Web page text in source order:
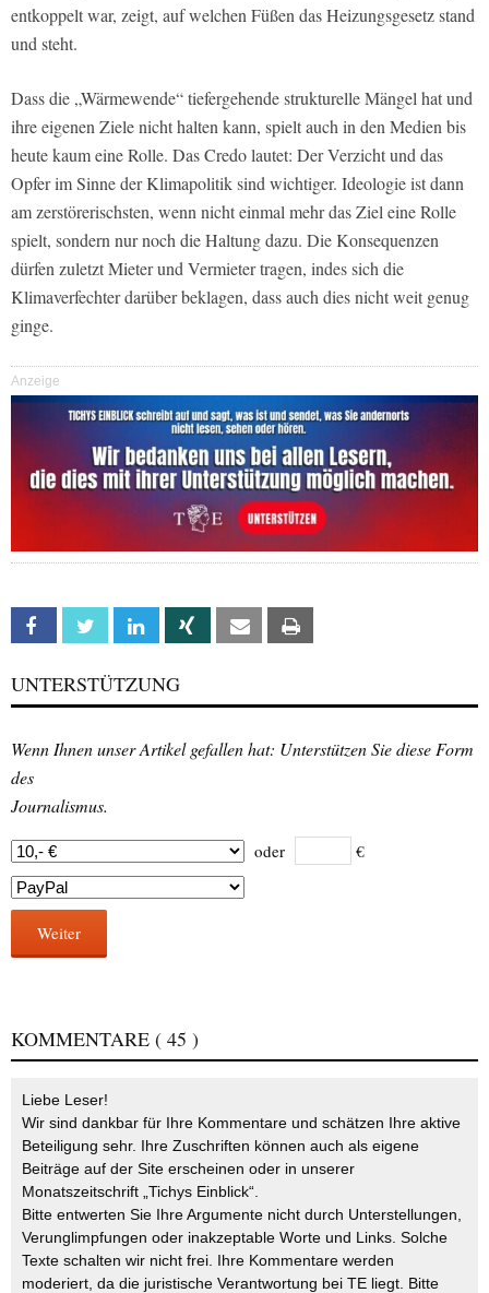
entkoppelt war, zeigt, auf welchen Füßen das Heizungsgesetz stand
und steht.
Dass die „Wärmewende“ tiefergehende strukturelle Mängel hat und
ihre eigenen Ziele nicht halten kann, spielt auch in den Medien bis
heute kaum eine Rolle. Das Credo lautet: Der Verzicht und das
Opfer im Sinne der Klimapolitik sind wichtiger. Ideologie ist dann
am zerstörerischsten, wenn nicht einmal mehr das Ziel eine Rolle
spielt, sondern nur noch die Haltung dazu. Die Konsequenzen
dürfen zuletzt Mieter und Vermieter tragen, indes sich die
Klimaverfechter darüber beklagen, dass auch dies nicht weit genug
ginge.
Anzeige
Facebook Twitter Linkedin Xing Email
UNTERSTÜTZUNG
Wenn Ihnen unser Artikel gefallen hat: Unterstützen Sie diese Form
des
Journalismus.
oder €
Weiter
KOMMENTARE ( 45 )
Liebe Leser!
Wir sind dankbar für Ihre Kommentare und schätzen Ihre aktive
Beteiligung sehr. Ihre Zuschriften können auch als eigene
Beiträge auf der Site erscheinen oder in unserer
Monatszeitschrift „Tichys Einblick“.
Bitte entwerten Sie Ihre Argumente nicht durch Unterstellungen,
Verunglimpfungen oder inakzeptable Worte und Links. Solche
Texte schalten wir nicht frei. Ihre Kommentare werden
moderiert, da die juristische Verantwortung bei TE liegt. Bitte